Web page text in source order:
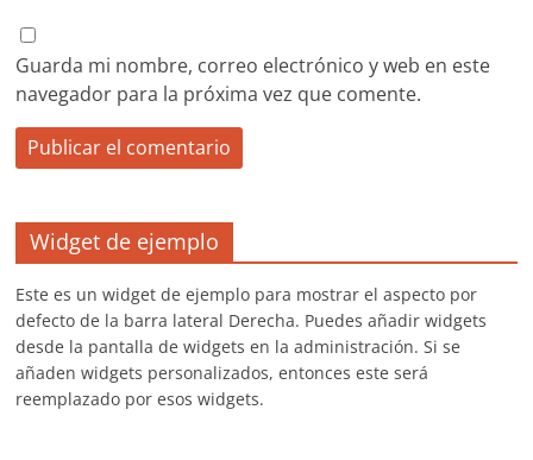
Guarda mi nombre, correo electrónico y web en este
navegador para la próxima vez que comente.
Widget de ejemplo
Este es un widget de ejemplo para mostrar el aspecto por
defecto de la barra lateral Derecha. Puedes añadir widgets
desde la pantalla de widgets en la administración. Si se
añaden widgets personalizados, entonces este será
reemplazado por esos widgets.